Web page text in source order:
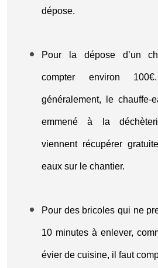
dépose.
Pour la dépose d’un
compter environ
généralement, le chauffe-
emmené à la
viennent récupérer
eaux sur le chantier.
Pour des bricoles qui ne
10 minutes à enlever,
évier de cuisine, il faut